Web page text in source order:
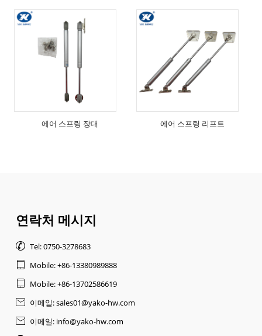
에어 스프링 장대 에어 스프링 리프트
연락처 메시지
 Tel: 0750-3278683
 Mobile: +86-13380989888
 Mobile: +86-13702586619
 이메일: sales01@yako-hw.com
 이메일: info@yako-hw.com